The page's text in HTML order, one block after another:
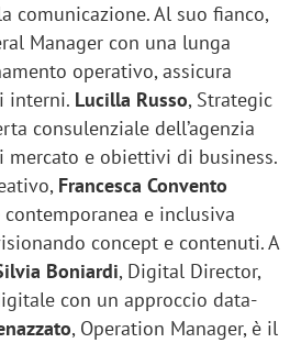
comunicazione. Al suo fianco,
Manager con una lunga
operativo, assicura
interni. Lucilla Russo, Strategic
consulenziale dell’agenzia
e obiettivi di business.
Francesca Convento
e inclusiva
concept e contenuti. A
Boniardi, Digital Director,
con un approccio data-
, Operation Manager, è il